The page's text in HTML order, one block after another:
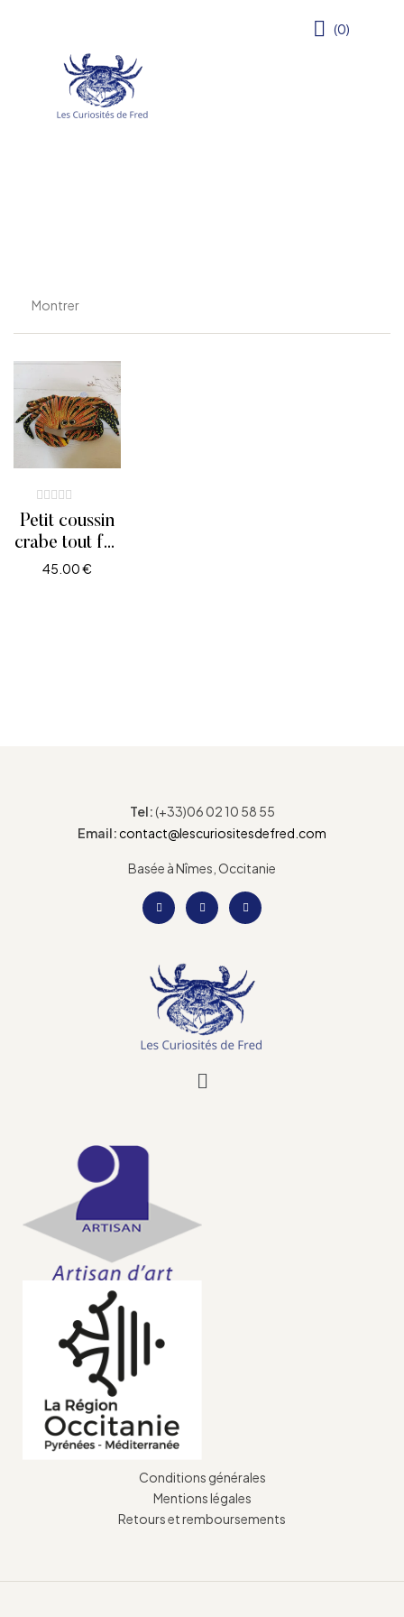
(0)
Montrer
Petit coussin
crabe tout feu
tout flamme
45.00€
Tel:(+33)06 02 10 58 55
Email:contact@lescuriositesdefred.com
Basée à Nîmes, Occitanie
Conditions générales
Mentions légales
Retours et remboursements